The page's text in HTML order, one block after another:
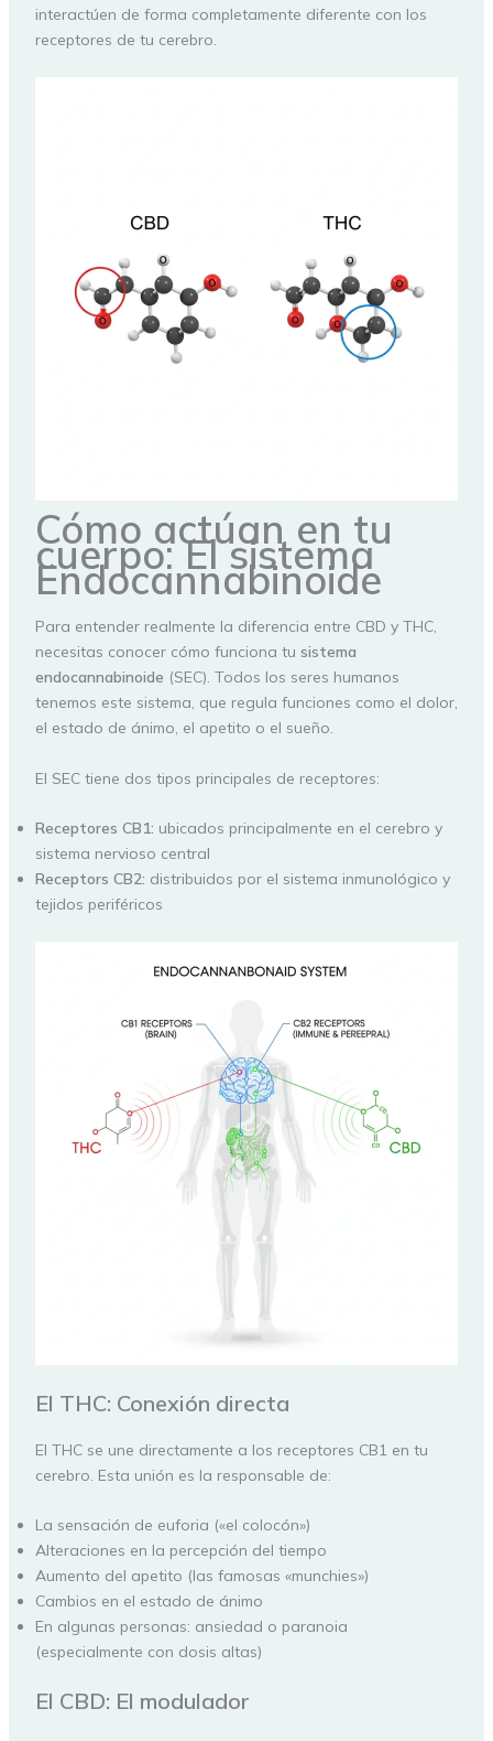
interactúen de forma completamente diferente con los
receptores de tu cerebro.
Cómo actúan en tu
cuerpo: El sistema
Endocannabinoide
Para entender realmente la diferencia entre CBD y THC,
necesitas conocer cómo funciona tu sistema
endocannabinoide (SEC). Todos los seres humanos
tenemos este sistema, que regula funciones como el dolor,
el estado de ánimo, el apetito o el sueño.
El SEC tiene dos tipos principales de receptores:
Receptores CB1: ubicados principalmente en el cerebro y
sistema nervioso central
Receptors CB2: distribuidos por el sistema inmunológico y
tejidos periféricos
El THC: Conexión directa
El THC se une directamente a los receptores CB1 en tu
cerebro. Esta unión es la responsable de:
La sensación de euforia («el colocón»)
Alteraciones en la percepción del tiempo
Aumento del apetito (las famosas «munchies»)
Cambios en el estado de ánimo
En algunas personas: ansiedad o paranoia
(especialmente con dosis altas)
El CBD: El modulador